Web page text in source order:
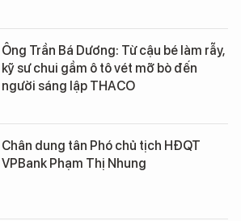
Ông Trần Bá Dương: Từ cậu bé làm rẫy,
kỹ sư chui gầm ô tô vét mỡ bò đến
người sáng lập THACO
Chân dung tân Phó chủ tịch HĐQT
VPBank Phạm Thị Nhung